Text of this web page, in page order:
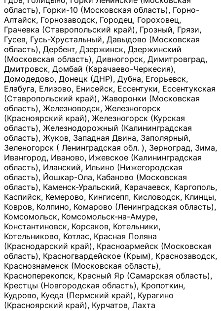
область), Горки-10 (Московская область), Горно-
Алтайск, Горнозаводск, Городец, Гороховец,
Грачевка (Ставропольский край), Грозный, Грязи,
Гусев, Гусь-Хрустальный, Давыдово (Московская
область), Дербент, Дзержинск, Дзержинский
(Московская область), Дивногорск, Димитровград,
Дмитровск, Домбай (Карачаево-Черкесия),
Домодедово, Донецк (ДНР), Дубна, Егорьевск,
Елабуга, Елизово, Енисейск, Ессентуки, Ессентукская
(Ставропольский край), Жаворонки (Московская
область), Железноводск, Железногорск
(Красноярский край), Железногорск (Курская
область), Железнодорожный (Калининградская
область), Жуков, Западная Двина, Заполярный,
Зеленогорск ( Ленинградская обл. ), Зерноград, Зима,
Ивангород, Иваново, Ижевское (Калининградская
область), Иланский, Ильино (Нижегородская
область), Йошкар-Ола, Кабаново (Московская
область), Каменск-Уральский, Карачаевск, Каргополь,
Каспийск, Кемерово, Кингисепп, Кисловодск, Клинцы,
Ковров, Колпино, Комарово (Ленинградская область),
Комсомольск, Комсомольск-на-Амуре,
Константиновск, Корсаков, Котельники,
Котельниково, Котлас, Красная Поляна
(Краснодарский край), Красноармейск (Московская
область), Красногвардейское (Крым), Краснозаводск,
Краснознаменск (Московская область),
Красноперекопск, Красный Яр (Самарская область),
Крестцы (Новгородская область), Кропоткин,
Кудрово, Куеда (Пермский край), Курагино
(Красноярский край), Курчатов, Лахта